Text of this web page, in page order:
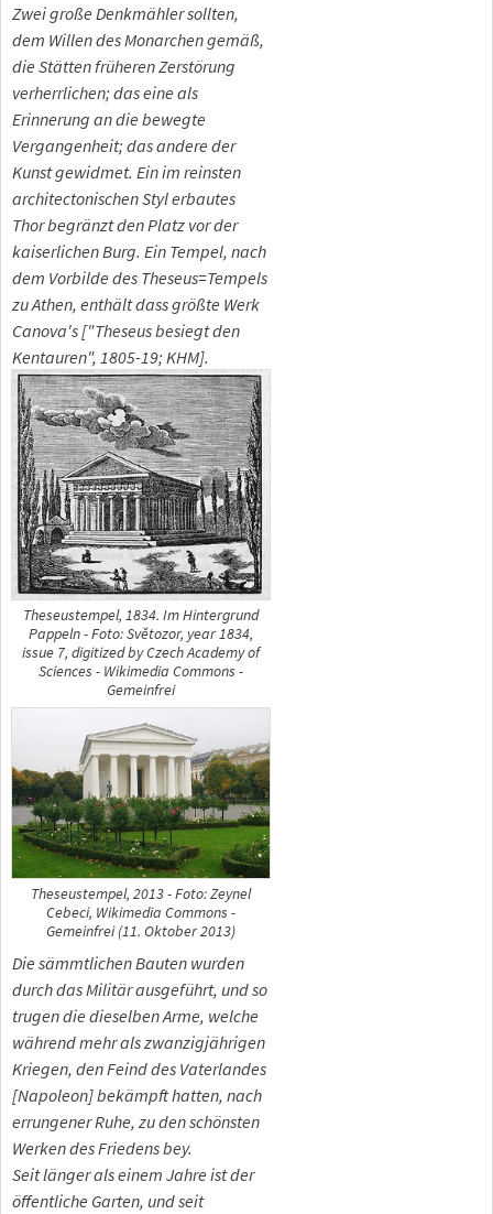
Zwei große Denkmähler sollten,
dem Willen des Monarchen gemäß,
die Stätten früheren Zerstörung
verherrlichen; das eine als
Erinnerung an die bewegte
Vergangenheit; das andere der
Kunst gewidmet. Ein im reinsten
architectonischen Styl erbautes
Thor begränzt den Platz vor der
kaiserlichen Burg. Ein Tempel, nach
dem Vorbilde des Theseus=Tempels
zu Athen, enthält dass größte Werk
Canova's ["Theseus besiegt den
Kentauren", 1805-19; KHM].
Theseustempel, 1834. Im Hintergrund
Pappeln - Foto: Světozor, year 1834,
issue 7, digitized by Czech Academy of
Sciences - Wikimedia Commons -
Gemeinfrei
Theseustempel, 2013 - Foto: Zeynel
Cebeci, Wikimedia Commons -
Gemeinfrei (11. Oktober 2013)
Die sämmtlichen Bauten wurden
durch das Militär ausgeführt, und so
trugen die dieselben Arme, welche
während mehr als zwanzigjährigen
Kriegen, den Feind des Vaterlandes
[Napoleon] bekämpft hatten, nach
errungener Ruhe, zu den schönsten
Werken des Friedens bey.
Seit länger als einem Jahre ist der
öffentliche Garten, und seit